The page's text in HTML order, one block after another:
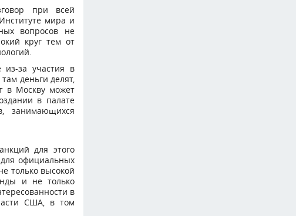
при всей
мира и
вопросов не
круг тем от
из-за участия в
деньги делят,
в Москву может
в палате
занимающихся
для этого
официальных
только высокой
и не только
в
США, в том